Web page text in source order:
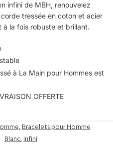
infini de MBH, renouvelez
tressée en coton et acier
la fois robuste et brillant.
à La Main pour Hommes est
OFFERTE
,Bracelets pour Homme
Blanc,Infini